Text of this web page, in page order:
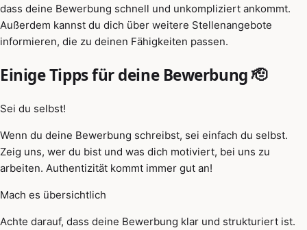
dass deine Bewerbung schnell und unkompliziert ankommt.
Außerdem kannst du dich über weitere Stellenangebote
informieren, die zu deinen Fähigkeiten passen.
Einige Tipps für deine Bewerbung 🫡
Sei du selbst!
Wenn du deine Bewerbung schreibst, sei einfach du selbst.
Zeig uns, wer du bist und was dich motiviert, bei uns zu
arbeiten. Authentizität kommt immer gut an!
Mach es übersichtlich
Achte darauf, dass deine Bewerbung klar und strukturiert ist.